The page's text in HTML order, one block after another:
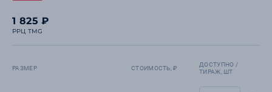
1 825 ₽
РРЦ TMG
РАЗМЕР СТОИМОСТЬ, ₽
ДОСТУПНО /
ТИРАЖ, ШТ